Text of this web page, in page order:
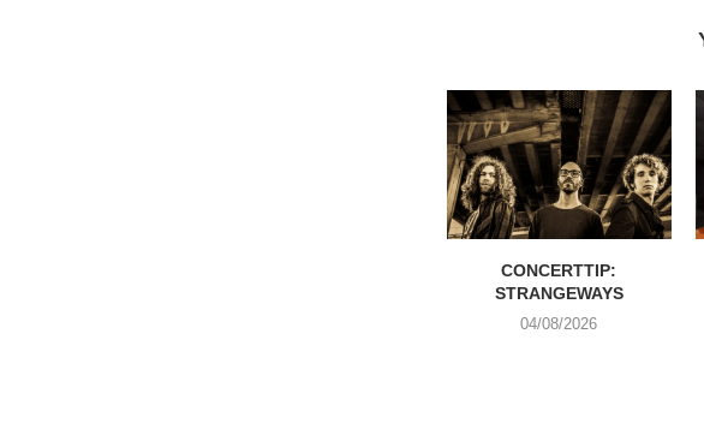
CONCERTTIP:
STRANGEWAYS
04/08/2026